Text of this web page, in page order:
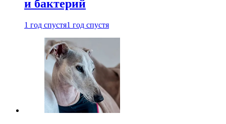
и бактерий
1 год спустя1 год спустя